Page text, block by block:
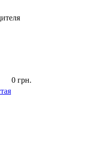
0 грн.